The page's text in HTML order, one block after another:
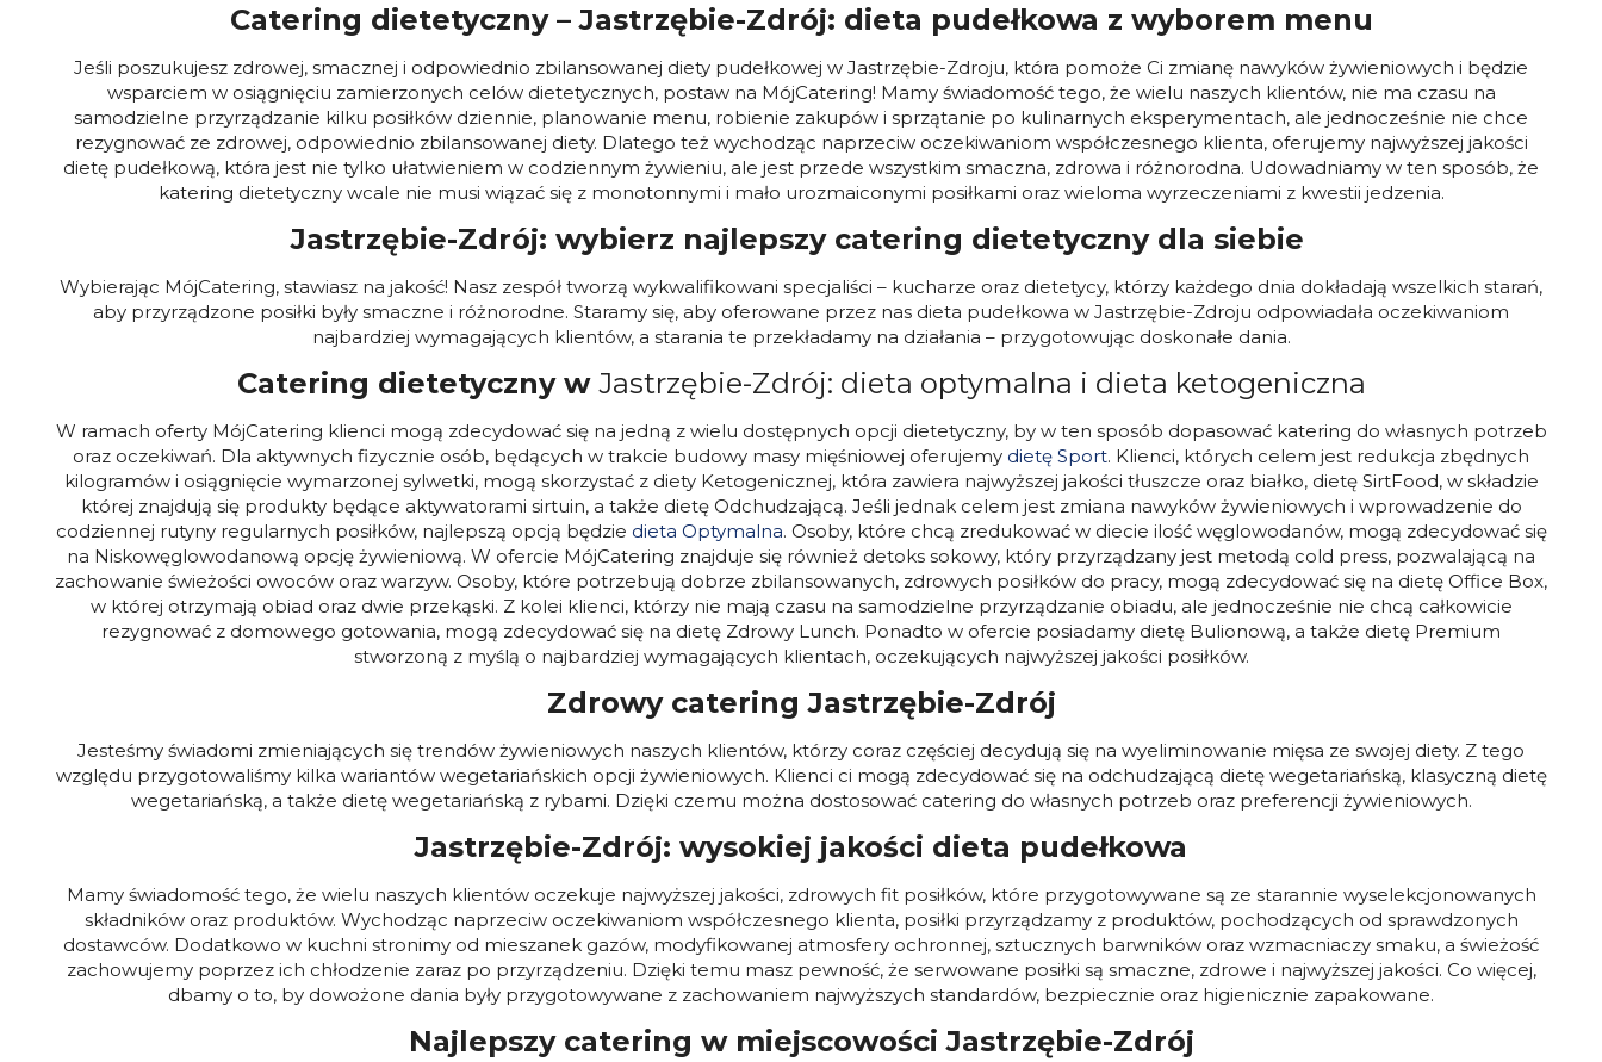
Catering dietetyczny – Jastrzębie-Zdrój: dieta pudełkowa z wyborem menu
Jeśli poszukujesz zdrowej, smacznej i odpowiednio zbilansowanej diety pudełkowej w Jastrzębie-Zdroju, która pomoże Ci zmianę nawyków żywieniowych i będzie
wsparciem w osiągnięciu zamierzonych celów dietetycznych, postaw na MójCatering! Mamy świadomość tego, że wielu naszych klientów, nie ma czasu na
samodzielne przyrządzanie kilku posiłków dziennie, planowanie menu, robienie zakupów i sprzątanie po kulinarnych eksperymentach, ale jednocześnie nie chce
rezygnować ze zdrowej, odpowiednio zbilansowanej diety. Dlatego też wychodząc naprzeciw oczekiwaniom współczesnego klienta, oferujemy najwyższej jakości
dietę pudełkową, która jest nie tylko ułatwieniem w codziennym żywieniu, ale jest przede wszystkim smaczna, zdrowa i różnorodna. Udowadniamy w ten sposób, że
katering dietetyczny wcale nie musi wiązać się z monotonnymi i mało urozmaiconymi posiłkami oraz wieloma wyrzeczeniami z kwestii jedzenia.
Jastrzębie-Zdrój: wybierz najlepszy catering dietetyczny dla siebie
Wybierając MójCatering, stawiasz na jakość! Nasz zespół tworzą wykwalifikowani specjaliści – kucharze oraz dietetycy, którzy każdego dnia dokładają wszelkich starań,
aby przyrządzone posiłki były smaczne i różnorodne. Staramy się, aby oferowane przez nas dieta pudełkowa w Jastrzębie-Zdroju odpowiadała oczekiwaniom
najbardziej wymagających klientów, a starania te przekładamy na działania – przygotowując doskonałe dania.
Catering dietetyczny w Jastrzębie-Zdrój: dieta optymalna i dieta ketogeniczna
W ramach oferty MójCatering klienci mogą zdecydować się na jedną z wielu dostępnych opcji dietetyczny, by w ten sposób dopasować katering do własnych potrzeb
oraz oczekiwań. Dla aktywnych fizycznie osób, będących w trakcie budowy masy mięśniowej oferujemy dietę Sport. Klienci, których celem jest redukcja zbędnych
kilogramów i osiągnięcie wymarzonej sylwetki, mogą skorzystać z diety Ketogenicznej, która zawiera najwyższej jakości tłuszcze oraz białko, dietę SirtFood, w składzie
której znajdują się produkty będące aktywatorami sirtuin, a także dietę Odchudzającą. Jeśli jednak celem jest zmiana nawyków żywieniowych i wprowadzenie do
codziennej rutyny regularnych posiłków, najlepszą opcją będzie dieta Optymalna. Osoby, które chcą zredukować w diecie ilość węglowodanów, mogą zdecydować się
na Niskowęglowodanową opcję żywieniową. W ofercie MójCatering znajduje się również detoks sokowy, który przyrządzany jest metodą cold press, pozwalającą na
zachowanie świeżości owoców oraz warzyw. Osoby, które potrzebują dobrze zbilansowanych, zdrowych posiłków do pracy, mogą zdecydować się na dietę Office Box,
w której otrzymają obiad oraz dwie przekąski. Z kolei klienci, którzy nie mają czasu na samodzielne przyrządzanie obiadu, ale jednocześnie nie chcą całkowicie
rezygnować z domowego gotowania, mogą zdecydować się na dietę Zdrowy Lunch. Ponadto w ofercie posiadamy dietę Bulionową, a także dietę Premium
stworzoną z myślą o najbardziej wymagających klientach, oczekujących najwyższej jakości posiłków.
Zdrowy cateringJastrzębie-Zdrój
Jesteśmy świadomi zmieniających się trendów żywieniowych naszych klientów, którzy coraz częściej decydują się na wyeliminowanie mięsa ze swojej diety. Z tego
względu przygotowaliśmy kilka wariantów wegetariańskich opcji żywieniowych. Klienci ci mogą zdecydować się na odchudzającą dietę wegetariańską, klasyczną dietę
wegetariańską, a także dietę wegetariańską z rybami. Dzięki czemu można dostosować catering do własnych potrzeb oraz preferencji żywieniowych.
Jastrzębie-Zdrój: wysokiej jakości dieta pudełkowa
Mamy świadomość tego, że wielu naszych klientów oczekuje najwyższej jakości, zdrowych fit posiłków, które przygotowywane są ze starannie wyselekcjonowanych
składników oraz produktów. Wychodząc naprzeciw oczekiwaniom współczesnego klienta, posiłki przyrządzamy z produktów, pochodzących od sprawdzonych
dostawców. Dodatkowo w kuchni stronimy od mieszanek gazów, modyfikowanej atmosfery ochronnej, sztucznych barwników oraz wzmacniaczy smaku, a świeżość
zachowujemy poprzez ich chłodzenie zaraz po przyrządzeniu. Dzięki temu masz pewność, że serwowane posiłki są smaczne, zdrowe i najwyższej jakości. Co więcej,
dbamy o to, by dowożone dania były przygotowywane z zachowaniem najwyższych standardów, bezpiecznie oraz higienicznie zapakowane.
Najlepszy catering w miejscowościJastrzębie-Zdrój